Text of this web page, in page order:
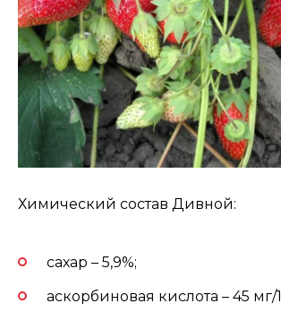
Химический состав Дивной:
сахар – 5,9%;
аскорбиновая кислота – 45 мг/